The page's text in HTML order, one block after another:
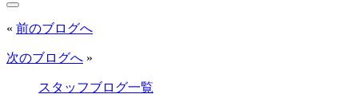
« 前のブログへ
次のブログへ »
スタッフブログ一覧